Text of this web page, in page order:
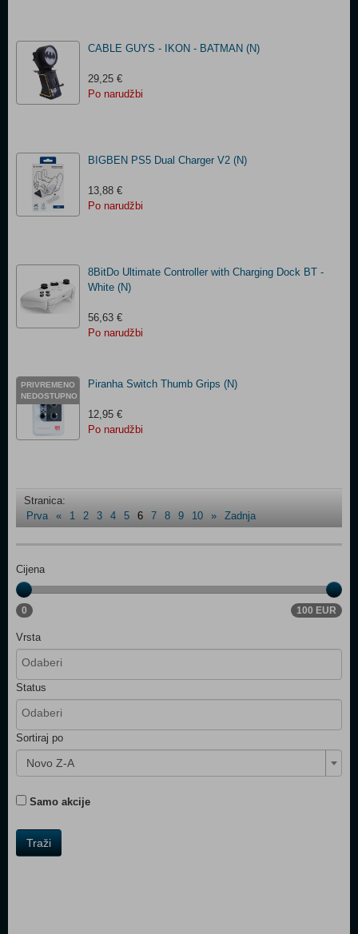
CABLE GUYS - IKON - BATMAN (N)
29,25 €
Po narudžbi
BIGBEN PS5 Dual Charger V2 (N)
13,88 €
Po narudžbi
8BitDo Ultimate Controller with Charging Dock BT -
White (N)
56,63 €
Po narudžbi
PRIVREMENO
NEDOSTUPNO
Piranha Switch Thumb Grips (N)
12,95 €
Po narudžbi
Stranica:
Prva
« 1 2 3 4 5 6 7 8 9 10 » Zadnja
Cijena
0 100 EUR
Vrsta
Status
Sortiraj po
Novo Z-A
Samo akcije
Traži